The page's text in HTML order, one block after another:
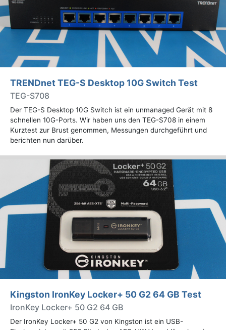
TRENDnet TEG-S Desktop 10G Switch Test
TEG-S708
Der TEG-S Desktop 10G Switch ist ein unmanaged Gerät mit 8
schnellen 10G-Ports. Wir haben uns den TEG-S708 in einem
Kurztest zur Brust genommen, Messungen durchgeführt und
berichten nun darüber.
Kingston IronKey Locker+ 50 G2 64 GB Test
IronKey Locker+ 50 G2 64 GB
Der IronKey Locker+ 50 G2 von Kingston ist ein USB-